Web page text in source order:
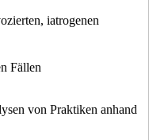
iatrogenen
Fällen
von Praktiken anhand